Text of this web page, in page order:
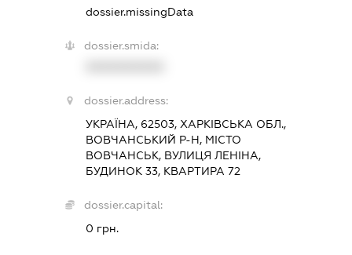
dossier.missingData
dossier.smida:
dossier.address:
УКРАЇНА, 62503, ХАРКІВСЬКА ОБЛ.,
ВОВЧАНСЬКИЙ Р-Н, МІСТО
ВОВЧАНСЬК, ВУЛИЦЯ ЛЕНІНА,
БУДИНОК 33, КВАРТИРА 72
dossier.capital:
0 грн.